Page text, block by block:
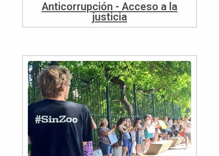
Anticorrupción - Acceso a la
justicia